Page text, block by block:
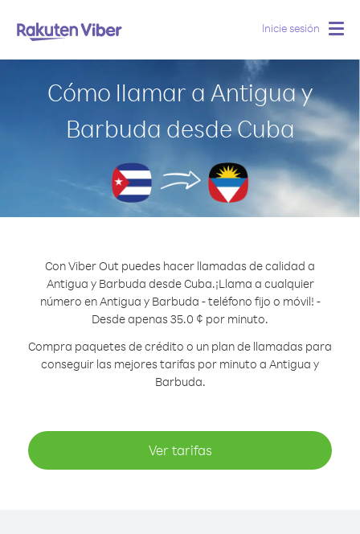
Inicie sesión
Cómo llamar a Antigua y
Barbuda desde Cuba
Con Viber Out puedes hacer llamadas de calidad a
Antigua y Barbuda desde Cuba.¡Llama a cualquier
número en Antigua y Barbuda - teléfono fijo o móvil! -
Desde apenas 35.0 ¢ por minuto.
Compra paquetes de crédito o un plan de llamadas para
conseguir las mejores tarifas por minuto a Antigua y
Barbuda.
Ver tarifas